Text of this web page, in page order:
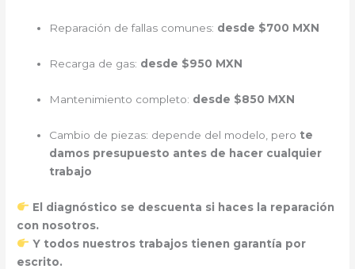
Reparación de fallas comunes: desde $700 MXN
Recarga de gas: desde $950 MXN
Mantenimiento completo: desde $850 MXN
Cambio de piezas: depende del modelo, pero te
damos presupuesto antes de hacer cualquier
trabajo
El diagnóstico se descuenta si haces la reparación
con nosotros.
Y todos nuestros trabajos tienen garantía por
escrito.